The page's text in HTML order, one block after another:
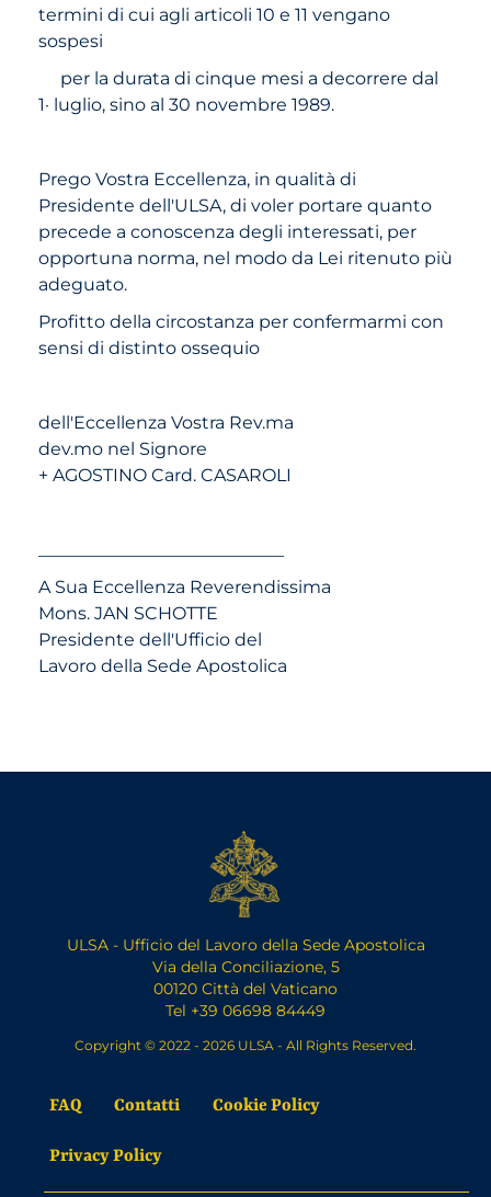
termini di cui agli articoli 10 e 11 vengano
sospesi
per la durata di cinque mesi a decorrere dal
1· luglio, sino al 30 novembre 1989.
Prego Vostra Eccellenza, in qualità di
Presidente dell'ULSA, di voler portare quanto
precede a conoscenza degli interessati, per
opportuna norma, nel modo da Lei ritenuto più
adeguato.
Profitto della circostanza per confermarmi con
sensi di distinto ossequio
dell'Eccellenza Vostra Rev.ma
dev.mo nel Signore
+ AGOSTINO Card. CASAROLI
A Sua Eccellenza Reverendissima
Mons. JAN SCHOTTE
Presidente dell'Ufficio del
Lavoro della Sede Apostolica
ULSA - Ufficio del Lavoro della Sede Apostolica
Via della Conciliazione, 5
00120 Città del Vaticano
Tel +39 06698 84449
Copyright © 2022 - 2026 ULSA - All Rights Reserved.
FAQ Contatti Cookie Policy
Privacy Policy